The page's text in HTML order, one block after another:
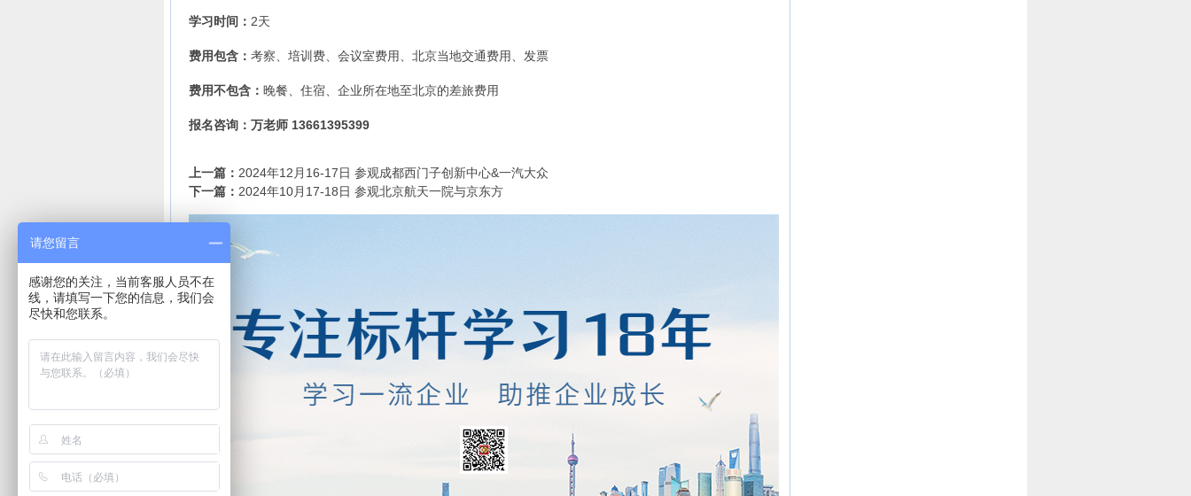
学习时间： 2天
费用包含： 考察、培训费、会议室费用、北京当地交通费用、发票
费用不包含： 晚餐、住宿、企业所在地至北京的差旅费用
报名咨询：万老师 13661395399
上一篇： 2024年12月16-17日 参观成都西门子创新中心&一汽大众
下一篇： 2024年10月17-18日 参观北京航天一院与京东方
请您留言
感谢您的关注，当前客服人员不在
线，请填写一下您的信息，我们会
尽快和您联系。